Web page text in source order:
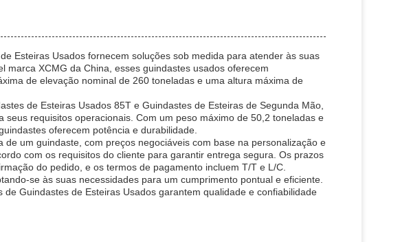
Esteiras Usados fornecem soluções sob medida para atender às suas
marca XCMG da China, esses guindastes usados oferecem
de elevação nominal de 260 toneladas e uma altura máxima de
de Esteiras Usados 85T e Guindastes de Esteiras de Segunda Mão,
requisitos operacionais. Com um peso máximo de 50,2 toneladas e
oferecem potência e durabilidade.
um guindaste, com preços negociáveis com base na personalização e
com os requisitos do cliente para garantir entrega segura. Os prazos
do pedido, e os termos de pagamento incluem T/T e L/C.
se às suas necessidades para um cumprimento pontual e eficiente.
Guindastes de Esteiras Usados garantem qualidade e confiabilidade